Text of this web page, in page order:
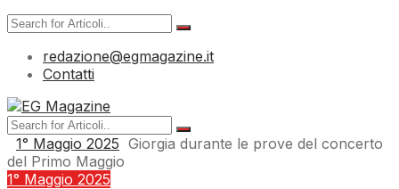
redazione@egmagazine.it
Contatti
1° Maggio 2025 Giorgia durante le prove del concerto
del Primo Maggio
1° Maggio 2025